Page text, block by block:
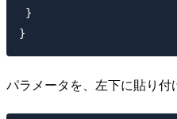
}
パラメータを、左下に貼り付